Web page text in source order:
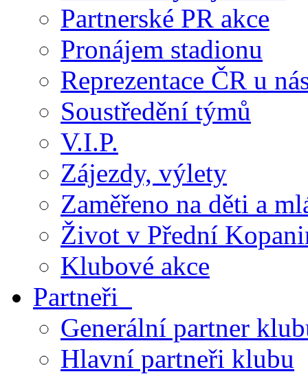
Partnerské PR akce
Pronájem stadionu
Reprezentace ČR u
Soustředění týmů
V.I.P.
Zájezdy, výlety
Zaměřeno na děti a
Život v Přední
Klubové akce
Partneři
Generální partner
Hlavní partneři klubu